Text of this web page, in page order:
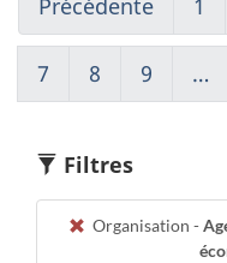
Précédente
to
5
1
1
7
to
7
8
to
8
9
to
…
Filtres
Organisation -